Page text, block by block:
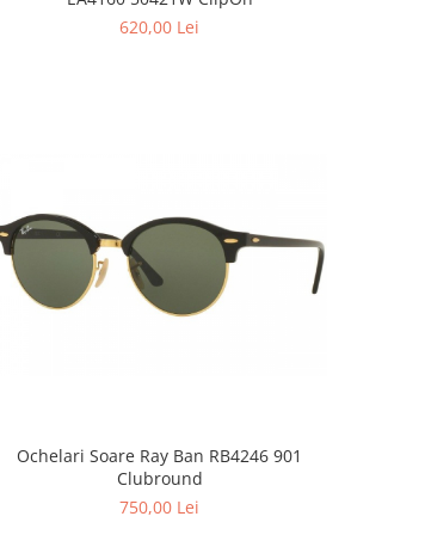
620,00 Lei
Ochelari Soare Ray Ban RB4246 901
Clubround
750,00 Lei